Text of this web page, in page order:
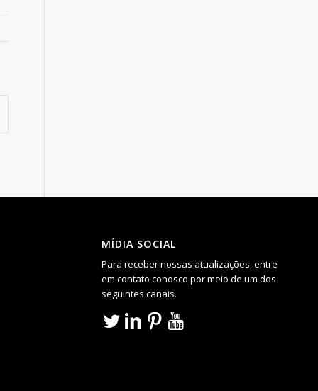
MÍDIA SOCIAL
Para receber nossas atualizações, entre
em contato conosco por meio de um dos
seguintes canais.